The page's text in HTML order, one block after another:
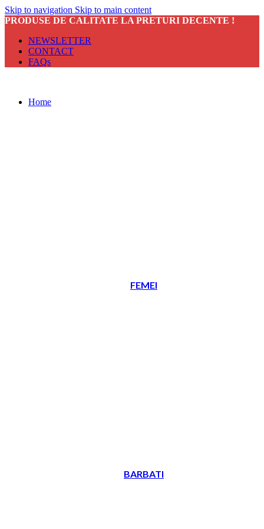
Skip to navigation Skip to main content
PRODUSE DE CALITATE LA PRETURI DECENTE !
NEWSLETTER
CONTACT
FAQs
Home
FEMEI
BARBATI